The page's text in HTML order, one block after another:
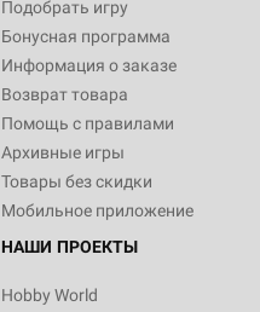
Подобрать игру
Бонусная программа
Информация о заказе
Возврат товара
Помощь с правилами
Архивные игры
Товары без скидки
Мобильное приложение
НАШИ ПРОЕКТЫ
Hobby World